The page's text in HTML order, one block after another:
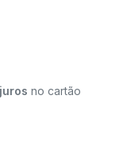
no cartão